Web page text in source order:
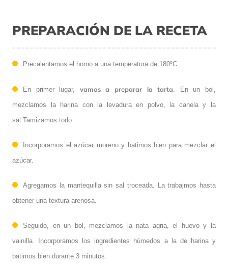
PREPARACIÓN DE LA RECETA
Precalentamos el horno a una temperatura de 180ºC.
En primer lugar, vamos a preparar la tarta . En un bol,
mezclamos la harina con la levadura en polvo, la canela y la
sal.Tamizamos todo.
Incorporamos el azúcar moreno y batimos bien para mezclar el
azúcar.
Agregamos la mantequilla sin sal troceada. La trabajmos hasta
obtener una textura arenosa.
Seguido, en un bol, mezclamos la nata agria, el huevo y la
vainilla. Incorporamos los ingredientes húmedos a la de harina y
batimos bien durante 3 minutos.